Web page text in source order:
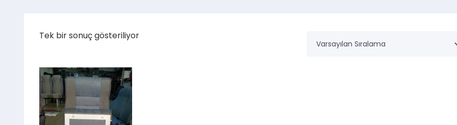
Tek bir sonuç gösteriliyor